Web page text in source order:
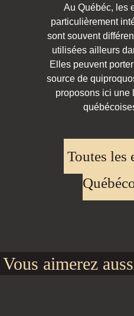
Au Québéc, les
particulièrement
sont souvent
utilisées ailleurs
Elles peuvent
source de
proposons ici une
Toutes les
Vous aimerez